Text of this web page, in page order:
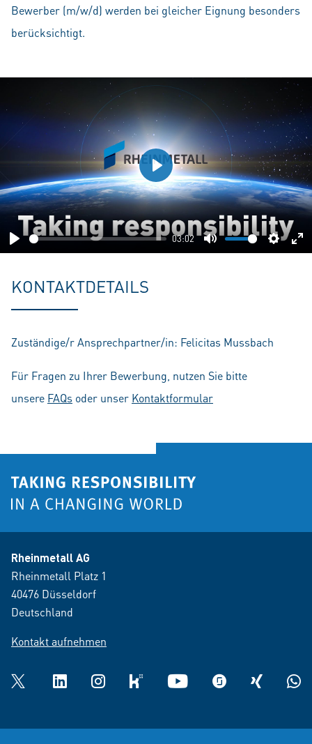
Bewerber (m/w/d) werden bei gleicher Eignung besonders
berücksichtigt.
Play
03:02
Mute
Play
KONTAKTDETAILS
Zuständige/r Ansprechpartner/in: Felicitas Mussbach
Für Fragen zu Ihrer Bewerbung, nutzen Sie bitte
unsere FAQs oder unser Kontaktformular
Rheinmetall AG
Rheinmetall Platz 1
40476 Düsseldorf
Deutschland
Kontakt aufnehmen
Twitter LinkedInInstagramkununu YouTube glassdoorXING